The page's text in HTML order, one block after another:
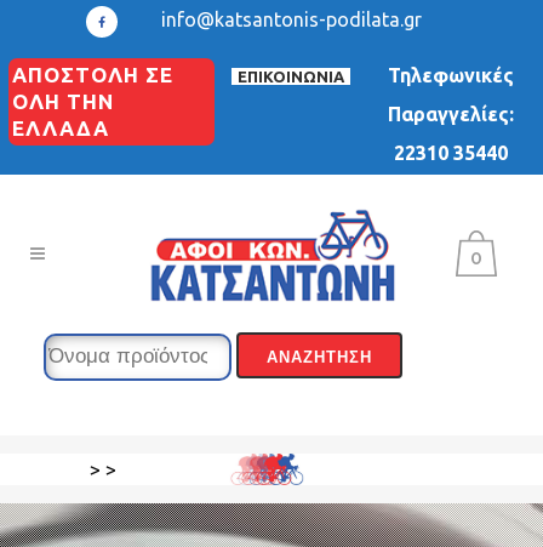
info@katsantonis-podilata.gr
ΑΠΟΣΤΟΛΗ ΣΕ
ΟΛΗ ΤΗΝ
ΕΛΛΑΔΑ
ΕΠΙΚΟΙΝΩΝΙΑ
Τηλεφωνικές
Παραγγελίες:
22310 35440
0
> >